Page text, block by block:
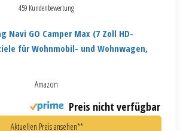
459 Kundenbewertung
Navi GO Camper Max (7 Zoll HD-
für Wohnmobil- und Wohnwagen,
Amazon
Preis nicht verfügbar
Aktuellen Preis ansehen**